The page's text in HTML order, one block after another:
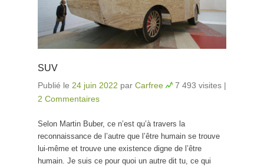
SUV
Publié le 24 juin 2022 par Carfree 7 493 visites |
2 Commentaires
Selon Martin Buber, ce n’est qu’à travers la
reconnaissance de l’autre que l’être humain se trouve
lui-même et trouve une existence digne de l’être
humain. Je suis ce pour quoi un autre dit tu, ce qui